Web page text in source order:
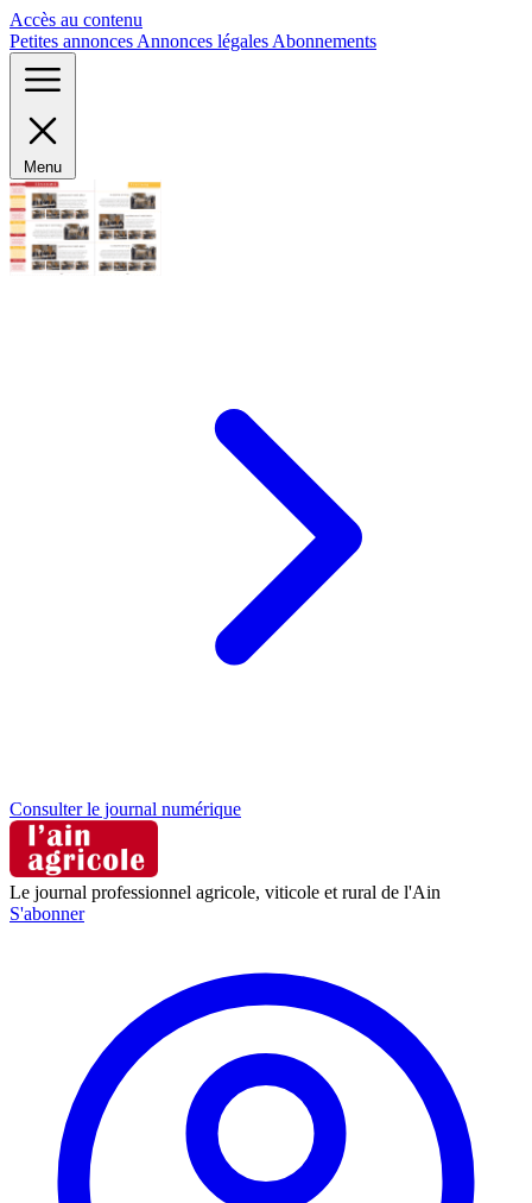
Accès au contenu
Petites annonces Annonces légales Abonnements
Menu
Consulter le journal numérique
Le journal professionnel agricole, viticole et rural de l'Ain
S'abonner
Panneau de gestion des cookies